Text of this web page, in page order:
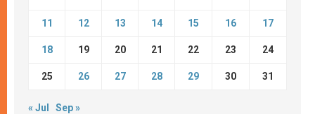
11 12 13 14 15 16 17
18 19 20 21 22 23 24
25 26 27 28 29 30 31
« Jul Sep »